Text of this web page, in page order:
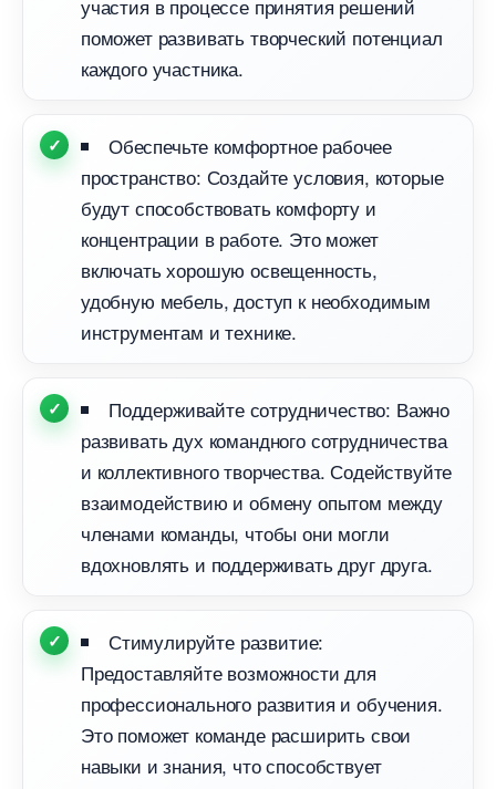
участия в процессе принятия решений
поможет развивать творческий потенциал
каждого участника.
Обеспечьте комфортное рабочее
пространство: Создайте условия, которые
удут способствовать комфорту и
концентрации в работе. Это может
ключать хорошую освещенность,
удобную мебель, доступ к необходимым
инструментам и технике.
Поддерживайте сотрудничество: Важно
развивать дух командного сотрудничества
и коллективного творчества. Содействуйте
заимодействию и обмену опытом между
членами команды, чтобы они могли
дохновлять и поддерживать друг друга.
Стимулируйте развитие:
Предоставляйте возможности для
профессионального развития и обучения.
Это поможет команде расширить свои
навыки и знания, что способствует